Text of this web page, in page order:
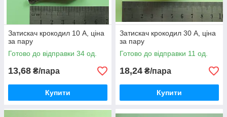
Затискач крокодил 10 А, ціна
за пару
Готово до відправки 34 од.
13,68 ₴/пара
Купити
Затискач крокодил 30 А, ціна
за пару
Готово до відправки 11 од.
18,24 ₴/пара
Купити